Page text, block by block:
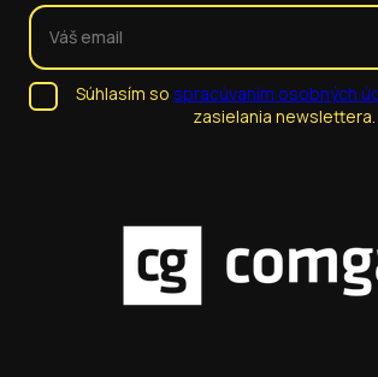
Súhlasím so spracúvaním osobných
zasielania newslettera.